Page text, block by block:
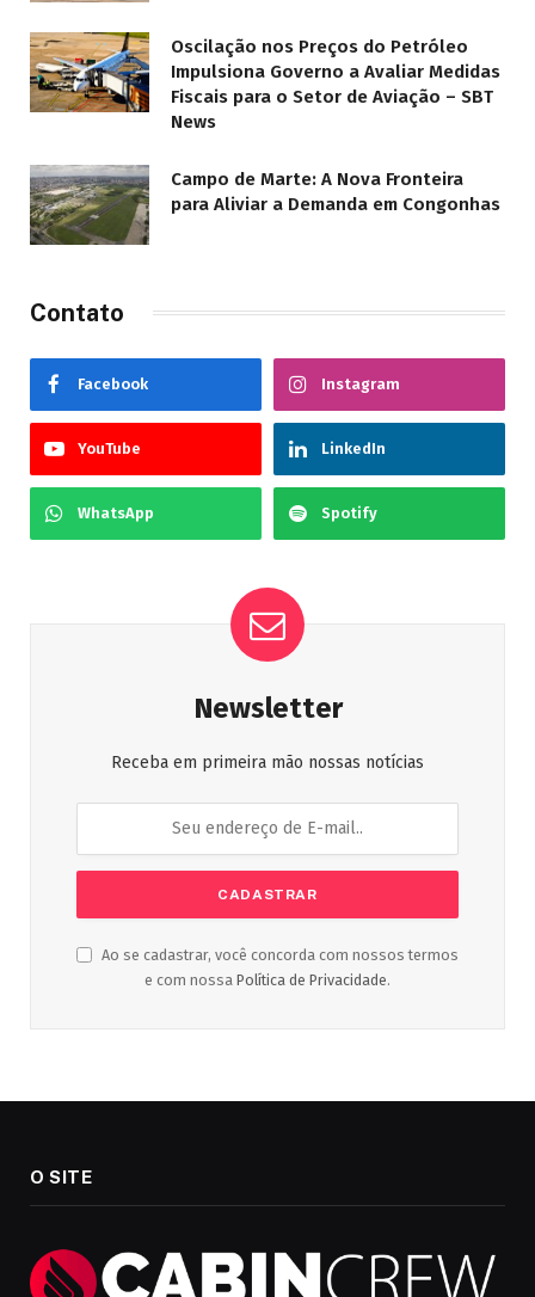
Oscilação nos Preços do Petróleo
Impulsiona Governo a Avaliar Medidas
Fiscais para o Setor de Aviação – SBT
News
Campo de Marte: A Nova Fronteira
para Aliviar a Demanda em Congonhas
Contato
Facebook Instagram
YouTube LinkedIn
WhatsApp Spotify
Newsletter
Receba em primeira mão nossas notícias
Ao se cadastrar, você concorda com nossos termos
e com nossa Política de Privacidade.
O SITE